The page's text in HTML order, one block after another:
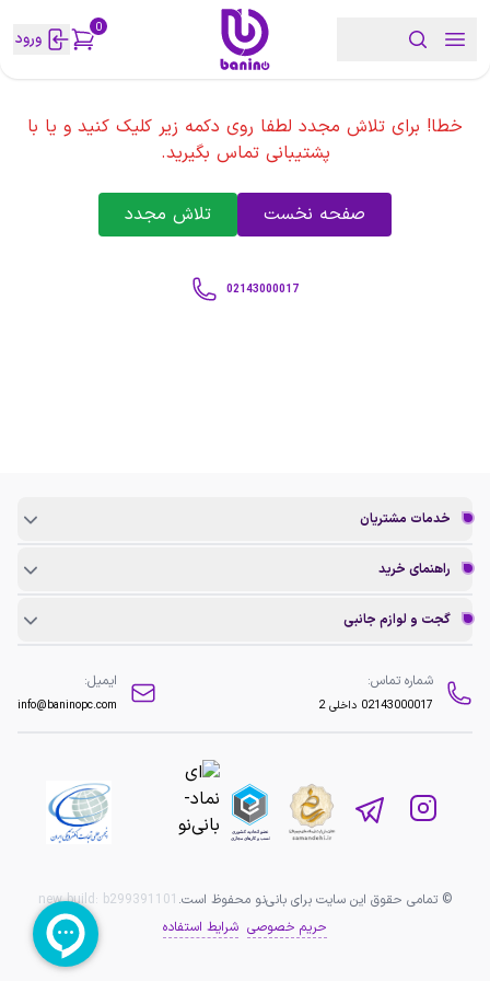
0 ورود
خطا! برای تلاش مجدد لطفا روی دکمه زیر کلیک کنید و یا با
پشتیبانی تماس بگیرید.
صفحه نخست تلاش مجدد
02143000017
خدمات مشتریان
راهنمای خرید
گجت و لوازم جانبی
شماره تماس:
02143000017 داخلی 2
ایمیل:
info@baninopc.com
© تمامی حقوق این سایت برای بانی‌نو محفوظ است. new build: b299391101
حریم خصوصی شرایط استفاده